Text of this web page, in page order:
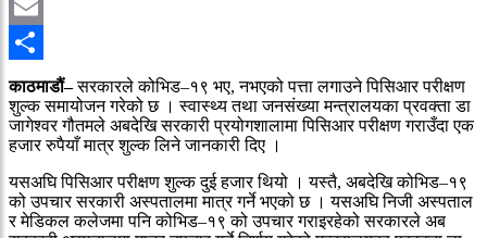
Twitter
Email
Share
काठमाडौं–सरकारले कोभिड–१९ भए, नभएको पत्ता लगाउने पिसिआर परीक्षण
शुल्क समायोजन गरेको छ । स्वास्थ्य तथा जनसंख्या मन्त्रालयका प्रवक्ता डा
जागेश्वर गौतमले अबदेखि सरकारी प्रयोगशालामा पिसिआर परीक्षण गराउँदा एक
हजार रुपैयाँ मात्र शुल्क लिने जानकारी दिए ।
यसअघि पिसिआर परीक्षण शुल्क दुई हजार थियो । यस्तै, अबदेखि कोभिड–१९
को उपचार सरकारी अस्पतालमा मात्र गर्ने भएको छ । यसअघि निजी अस्पताल
र मेडिकल कलेजमा पनि कोभिड–१९ को उपचार गराइरहेको सरकारले अब